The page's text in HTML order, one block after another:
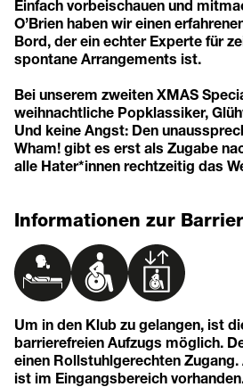
Einfach vorbeischauen und
O’Brien haben wir einen
Bord, der ein echter Experte für
spontane Arrangements ist.
Bei unserem zweiten XMAS
weihnachtliche Popklassiker,
Und keine Angst: Den
Wham! gibt es erst als Zugabe
alle Hater*innen rechtzeitig das
Informationen zur
Um in den Klub zu gelangen, ist
barrierefreien Aufzugs möglich.
einen Rollstuhlgerechten Zugang.
ist im Eingangsbereich